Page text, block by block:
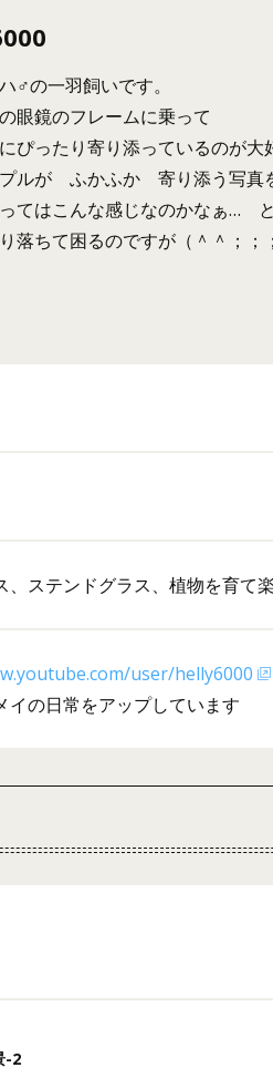
♂の一羽飼いです。
眼鏡のフレームに乗って
ぴったり寄り添っているのが大
ルが ふかふか 寄り添う写真
てはこんな感じなのかなぁ… と
落ちて困るのですが（＾＾；；；
、ステンドグラス、植物を育て
user/helly6000
イの日常をアップしています
-2